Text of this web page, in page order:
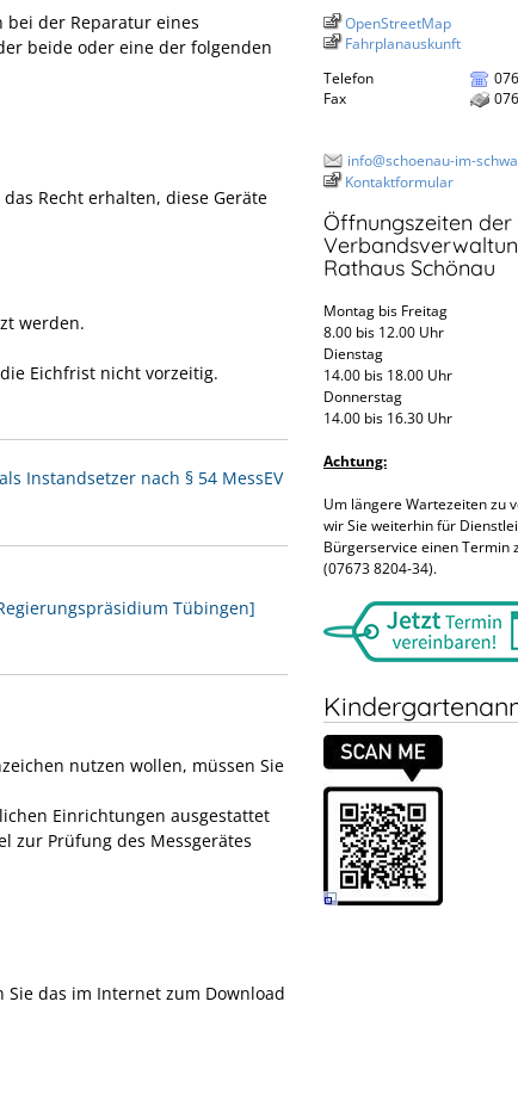
der Reparatur eines
beide oder eine der folgenden
Recht erhalten, diese Geräte
werden.
Eichfrist nicht vorzeitig.
Instandsetzer nach § 54 MessEV
Tübingen]
nutzen wollen, müssen Sie
Einrichtungen ausgestattet
zur Prüfung des Messgerätes
das im Internet zum Download
OpenStreetMap
Fahrplanauskunft
Telefon
Fax
info@schoenau-im-
Kontaktformular
Öffnungszeiten der
Rathaus Schönau
Montag bis Freitag
8.00 bis 12.00 Uhr
Dienstag
14.00 bis 18.00 Uhr
Donnerstag
14.00 bis 16.30 Uhr
Achtung:
Um längere Wartezeiten zu
wir Sie weiterhin für
Bürgerservice einen Termin
(07673 8204-34).